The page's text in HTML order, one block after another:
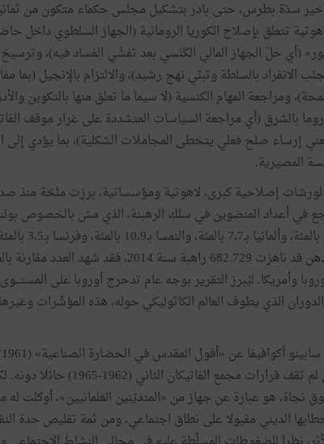
سدّة بطرس، حتى بادر بتشكيل مجلس حكماء متكون من
تتعلق بإصلاح الكوريا الرومانية (الجهاز السلطوي داخل
(أي حلّ الجهاز المالي الكَنَسي بعد تفشّي الفساد فيه)،
الانفراد بالسلطة وتبنّي نهج رشيد)، والالتزام بالإنجيل (بما
ومراجعة المهام الكنسية (لا سيما ما تعلق منها بالتكوين
بالشرق (أي مراجعة السياسات المتشددة على غرار موقف
إرساء صلح فعلي يتخطى المجاملات الشكلية)، بما يؤدي إلى
المصيرية.
إصلاحية كبرى، لاهوتية ومؤسساتية، برزت ملحّة منذ
2016). بما لاح من تراجع في أعداد المنضوين في سلك الرهبنة، الذي مسّ بالخصوص
شهدت تراجعا بـ10 بالمئة، وبريطانيا
أوروبا وأمريكا. ليُبرز التقرير بوجه عام تدحرج أوروبا على
الدوران الذي يطوف العالم الكاثوليكي حوله، هذه المؤشّرات
الرجل يلمّح إلى تراجع دور المسيحية الفاجع الذي لم تقف قرارات مجمع
نجاة، هو عبارة عن جهاز من «المتديّنين العَلمانيين»، أوكلت له
الديني مقبولا على نطاق اجتماعي، ومن ثمة تقليص حدة